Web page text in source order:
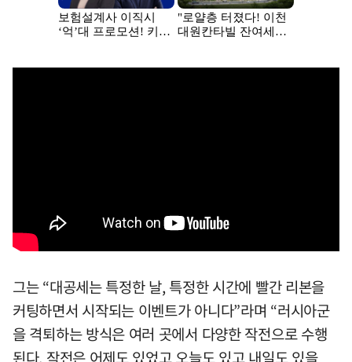
그는 “대공세는 특정한 날, 특정한 시간에 빨간 리본을
커팅하면서 시작되는 이벤트가 아니다”라며 “러시아군
을 격퇴하는 방식은 여러 곳에서 다양한 작전으로 수행
된다, 작전은 어제도 있었고 오늘도 있고 내일도 있을